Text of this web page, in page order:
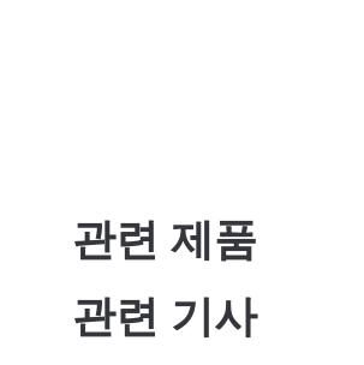
관련 제품
관련 기사